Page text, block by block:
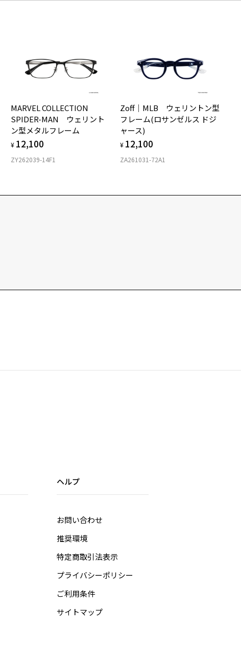
MARVEL COLLECTION
SPIDER-MAN ウェリント
ン型メタルフレーム
¥ 12,100
ZY262039-14F1
Zoff｜MLB ウェリントン型
フレーム(ロサンゼルス ドジ
ャース)
¥ 12,100
ZA261031-72A1
ヘルプ
お問い合わせ
推奨環境
特定商取引法表示
プライバシーポリシー
ご利用条件
サイトマップ